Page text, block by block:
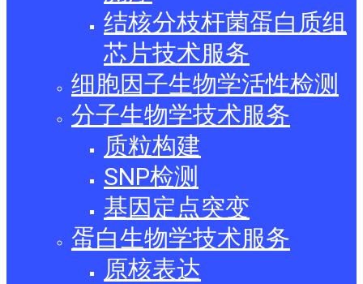
结核分枝杆菌蛋白质组
芯片技术服务
细胞因子生物学活性检测
分子生物学技术服务
质粒构建
SNP检测
基因定点突变
蛋白生物学技术服务
原核表达